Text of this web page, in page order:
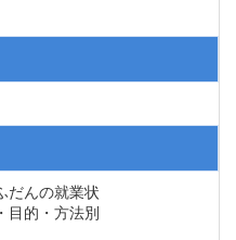
だんの就業状
目的・方法別